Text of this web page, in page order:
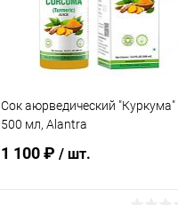
Элемент каталога:
Сок аюрведический
&quot;Амла&quot; 1 л, Alantra
Сок аюрведический "Куркума"
500 мл, Alantra
1 100 ₽ / шт.